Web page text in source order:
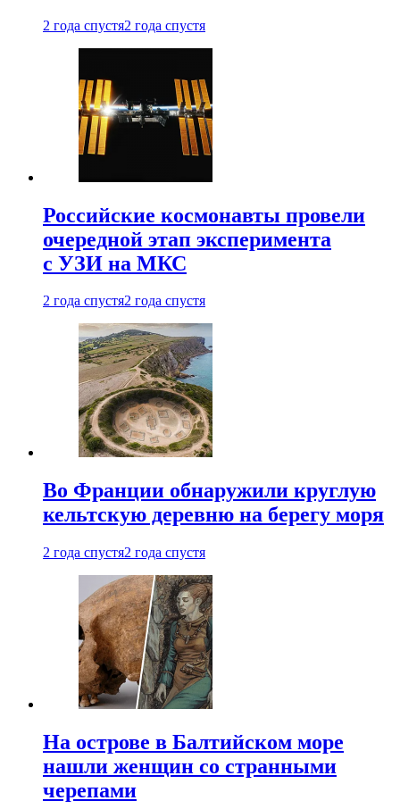
2 года спустя2 года спустя
Российские космонавты провели
очередной этап эксперимента
с УЗИ на МКС
2 года спустя2 года спустя
Во Франции обнаружили круглую
кельтскую деревню на берегу моря
2 года спустя2 года спустя
На острове в Балтийском море
нашли женщин со странными
черепами